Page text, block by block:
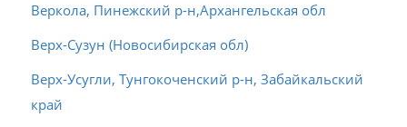
Веркола, Пинежский р-н,Архангельская обл
Верх-Сузун (Новосибирская обл)
Верх-Усугли, Тунгокоченский р-н, Забайкальский
край